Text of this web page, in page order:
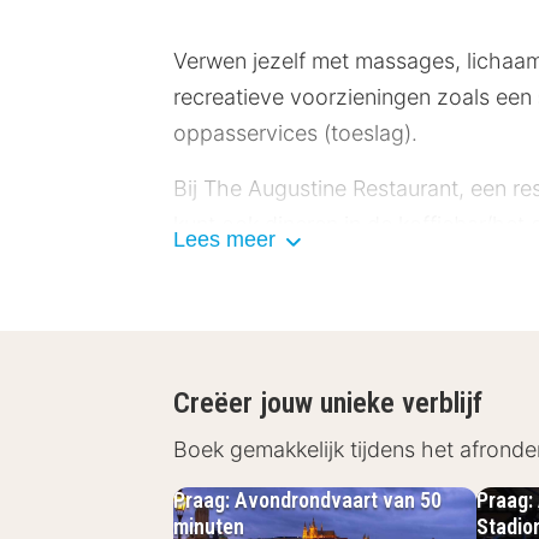
Verwen jezelf met massages,
recreatieve voorzieningen zoals
oppasservices (toeslag).
Bij The Augustine Restaurant, een
vergaderruimtes.
Doe of je thuis bent in één van de
bad/douchecombinatie hebben
Lees meer
Creëer jouw unieke verblijf
Boek gemakkelijk tijdens het
Praag: Avondrondvaart van 50
minuten
Praag: